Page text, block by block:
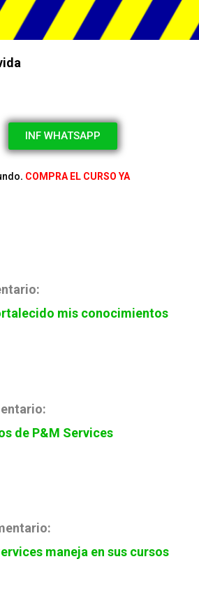
INF WHATSAPP
. COMPRA EL CURSO YA
mis conocimientos
de P&M Services
maneja en sus cursos